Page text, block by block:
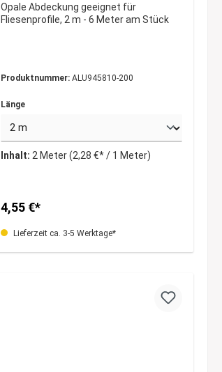
Opale Abdeckung geeignet für
Fliesenprofile, 2 m - 6 Meter am Stück
Produktnummer: ALU945810-200
Länge
Inhalt: 2 Meter(2,28 €* / 1 Meter)
4,55 €*
Lieferzeit ca. 3-5 Werktage*